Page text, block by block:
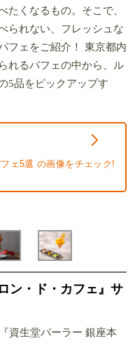
たくなるもの。そこで、
られない、フレッシュな
フェをご紹介！ 東京都内
れるパフェの中から、ル
5品をピックアップす
ェ5選 の画像をチェック!
ン・ド・カフェ』サ
資生堂パーラー 銀座本